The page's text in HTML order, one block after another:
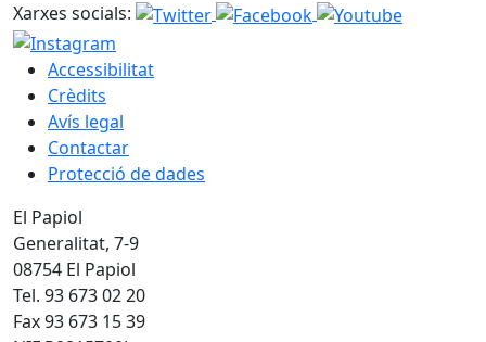
Xarxes socials:
Accessibilitat
Crèdits
Avís legal
Contactar
Protecció de dades
El Papiol
Generalitat, 7-9
08754 El Papiol
Tel. 93 673 02 20
Fax 93 673 15 39